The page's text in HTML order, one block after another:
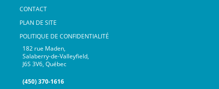
CONTACT
PLAN DE SITE
POLITIQUE DE CONFIDENTIALITÉ
182 rue Maden,
Salaberry-de-Valleyfield,
J6S 3V6, Québec
(450) 370-1616